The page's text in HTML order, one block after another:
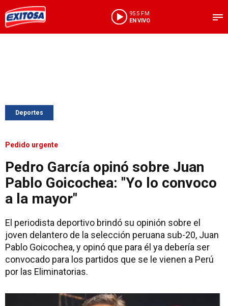
95.5 FM
EN VIVO
Deportes
Pedido urgente
Pedro García opinó sobre Juan
Pablo Goicochea: "Yo lo convoco
a la mayor"
El periodista deportivo brindó su opinión sobre el
joven delantero de la selección peruana sub-20, Juan
Pablo Goicochea, y opinó que para él ya debería ser
convocado para los partidos que se le vienen a Perú
por las Eliminatorias.